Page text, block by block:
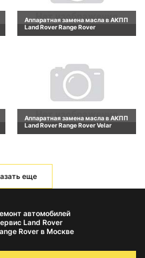
Аппаратная замена масла в АКПП
Land Rover Range Rover
Аппаратная замена масла в АКПП
Land Rover Range Rover Velar
еще
автомобилей
Land Rover
Rover в Москве